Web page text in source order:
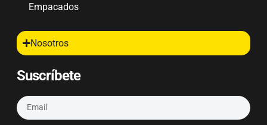
Empacados
Nosotros
Suscríbete